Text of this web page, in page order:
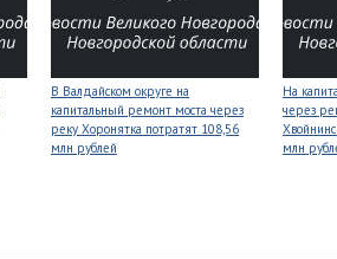
В Валдайском округе на
капитальный ремонт моста через
реку Хоронятка потратят 108,56
млн рублей
На
через
млн